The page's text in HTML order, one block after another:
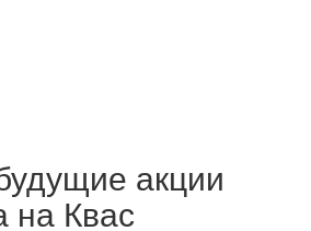
акции
на Квас